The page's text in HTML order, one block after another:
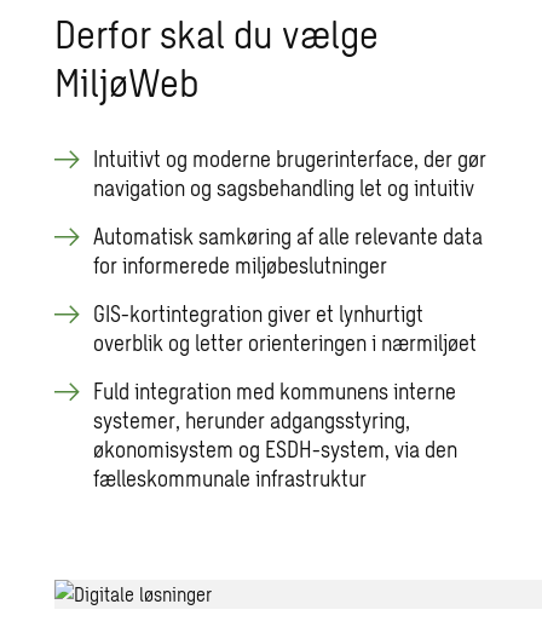
Derfor skal du vælge
MiljøWeb
Intuitivt og moderne brugerinterface, der gør
navigation og sagsbehandling let og intuitiv
Automatisk samkøring af alle relevante data
for informerede miljøbeslutninger
GIS-kortintegration giver et lynhurtigt
overblik og letter orienteringen i nærmiljøet
Fuld integration med kommunens interne
systemer, herunder adgangsstyring,
økonomisystem og ESDH-system, via den
fælleskommunale infrastruktur